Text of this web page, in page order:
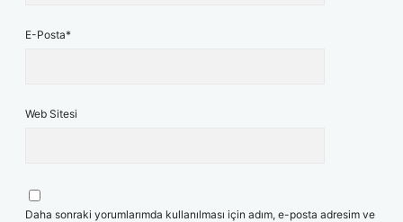
E-Posta*
Web Sitesi
Daha sonraki yorumlarımda kullanılması için adım, e-posta adresim ve